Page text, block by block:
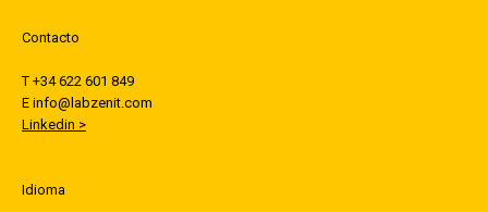
Contacto
T +34 622 601 849
E info@labzenit.com
Linkedin >
Idioma